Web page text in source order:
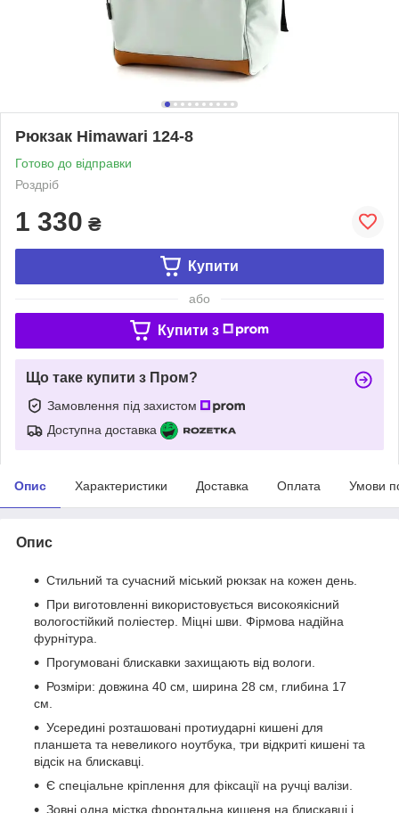
Рюкзак Himawari 124-8
Готово до відправки
Роздріб
1 330 ₴
Купити
або
Купити з
Що таке купити з Пром?
Замовлення під захистом
Доступна доставка
Опис Характеристики Доставка Оплата Умови
Опис
Стильний та сучасний міський рюкзак на кожен день.
При виготовленні використовується високоякісний
вологостійкий поліестер. Міцні шви. Фірмова надійна
фурнітура.
Прогумовані блискавки захищають від вологи.
Розміри: довжина 40 см, ширина 28 см, глибина 17
см.
Усередині розташовані протиударні кишені для
планшета та невеликого ноутбука, три відкриті кишені та
відсік на блискавці.
Є спеціальне кріплення для фіксації на ручці валізи.
Зовні одна містка фронтальна кишеня на блискавці і